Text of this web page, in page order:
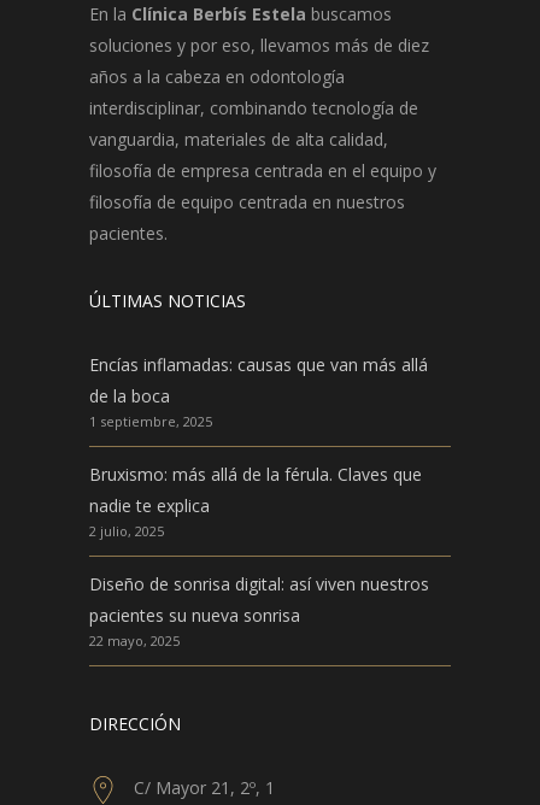
En la Clínica Berbís Estela buscamos
soluciones y por eso, llevamos más de diez
años a la cabeza en odontología
interdisciplinar, combinando tecnología de
vanguardia, materiales de alta calidad,
filosofía de empresa centrada en el equipo y
filosofía de equipo centrada en nuestros
pacientes.
ÚLTIMAS NOTICIAS
Encías inflamadas: causas que van más allá
de la boca
1 septiembre, 2025
Bruxismo: más allá de la férula. Claves que
nadie te explica
2 julio, 2025
Diseño de sonrisa digital: así viven nuestros
pacientes su nueva sonrisa
22 mayo, 2025
DIRECCIÓN
C/ Mayor 21, 2º, 1